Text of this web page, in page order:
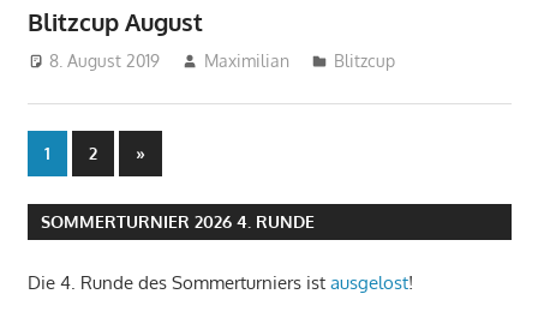
Blitzcup August
8. August 2019 Maximilian Blitzcup
Seitennummerierung
der
Beiträge
1 2
Nächste
Beiträge
»
SOMMERTURNIER 2026 4. RUNDE
Die 4. Runde des Sommerturniers ist ausgelost!